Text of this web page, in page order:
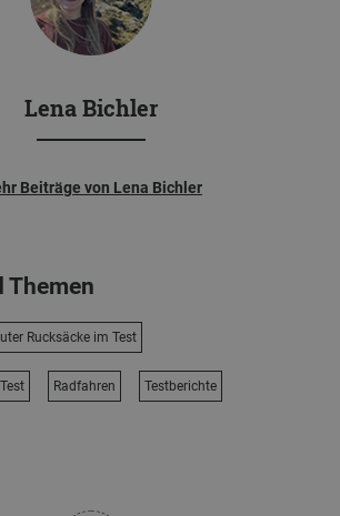
Lena Bichler
Beiträge von Lena Bichler
Themen
Rucksäcke im Test
Radfahren Testberichte